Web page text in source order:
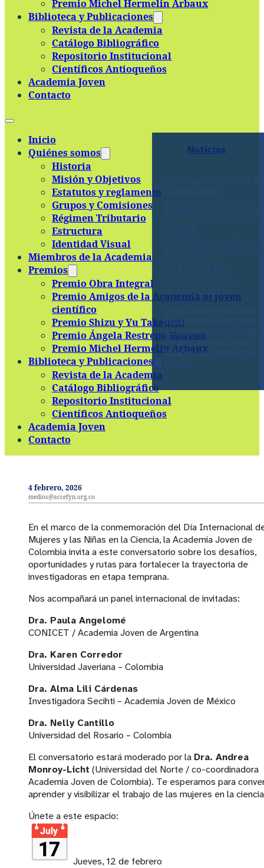
Skip to main contentSkip to footer
Premio Michel Hermelin Arbaux
Biblioteca y Publicaciones
Revista de la Academia
Catálogo Bibliográfico
Repositorio Institucional
Científicos Antioqueños
Academia Joven
Contacto
Inicio
Quiénes somos
Historia
Misión y Objetivos
Estatutos y reglamento
Grupos y Comisiones
Régimen Tributario
Estructura
Identidad Visual
Miembros de la Academia
Premios
Premio Obra Integral
Premio Amigos de la Academia al joven
científico
Premio Shizu y Yu Takeuchi
Premio Ángela Restrepo Moreno
Premio Michel Hermelin Arbaux
Biblioteca y Publicaciones
Revista de la Academia
Catálogo Bibliográfico
Repositorio Institucional
Científicos Antioqueños
Academia Joven
Contacto
Noticias
de Colombia en el marco
de la conmemoración del
Día Internacional de las
Mujeres y las Niñas en la
4 febrero, 2026
medios@accefyn.org.co
En el marco de la conmemoración del Día Internacional
Mujeres y las Niñas en la Ciencia, la Academia Joven de
Colombia invita a este conversatorio sobre los desafíos,
oportunidades y rutas para fortalecer la trayectoria de
investigadoras en etapa temprana.
Nos acompañará un panel internacional de invitadas:
Dra. Paula Angelomé
CONICET / Academia Joven de Argentina
Dra. Karen Corredor
Universidad Javeriana – Colombia
Dra. Alma Lili Cárdenas
Investigadora Secihti – Academia Joven de México
Dra. Nelly Cantillo
Universidad del Rosario – Colombia
El conversatorio estará moderado por la Dra. Andrea
Monroy-Licht (Universidad del Norte / co-coordinadora
Academia Joven de Colombia). Te esperamos para
aprender y visibilizar el trabajo de las mujeres en la
Únete a este espacio:
Jueves, 12 de febrero